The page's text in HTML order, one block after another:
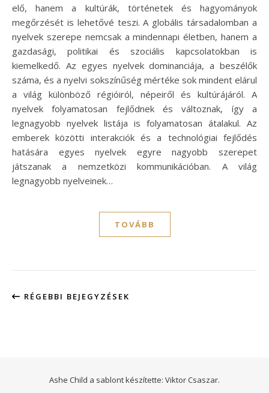
elő, hanem a kultúrák, történetek és hagyományok
megőrzését is lehetővé teszi. A globális társadalomban a
nyelvek szerepe nemcsak a mindennapi életben, hanem a
gazdasági, politikai és szociális kapcsolatokban is
kiemelkedő. Az egyes nyelvek dominanciája, a beszélők
száma, és a nyelvi sokszínűség mértéke sok mindent elárul
a világ különböző régióiról, népeiről és kultúrájáról. A
nyelvek folyamatosan fejlődnek és változnak, így a
legnagyobb nyelvek listája is folyamatosan átalakul. Az
emberek közötti interakciók és a technológiai fejlődés
hatására egyes nyelvek egyre nagyobb szerepet
játszanak a nemzetközi kommunikációban. A világ
legnagyobb nyelveinek…
TOVÁBB
RÉGEBBI BEJEGYZÉSEK
Ashe Child a sablont készítette: Viktor Csaszar.